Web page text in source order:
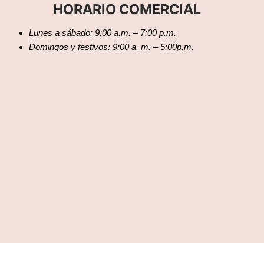
HORARIO COMERCIAL
Lunes a sábado: 9:00 a.m. – 7:00 p.m.
Domingos y festivos: 9:00 a. m. – 5:00p.m.